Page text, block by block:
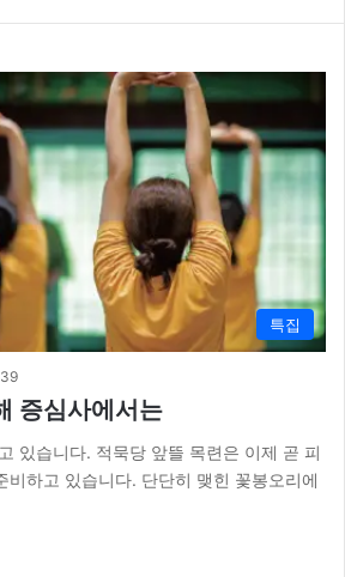
특집
증심사에서는
있습니다. 적묵당 앞뜰 목련은 이제 곧 피
비하고 있습니다. 단단히 맺힌 꽃봉오리에